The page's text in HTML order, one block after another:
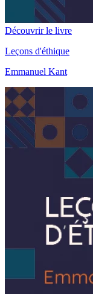
Découvrir le livre
Leçons d'éthique
Emmanuel Kant